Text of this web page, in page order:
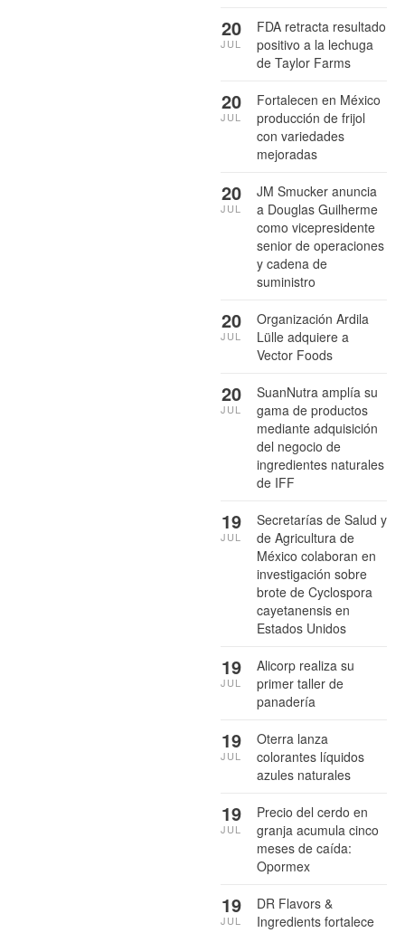
FDA retracta resultado
positivo a la lechuga
de Taylor Farms
20
JUL
Fortalecen en México
producción de frijol
con variedades
mejoradas
20
JUL
JM Smucker anuncia
a Douglas Guilherme
como vicepresidente
senior de operaciones
y cadena de
suministro
20
JUL
Organización Ardila
Lülle adquiere a
Vector Foods
20
JUL
SuanNutra amplía su
gama de productos
mediante adquisición
del negocio de
ingredientes naturales
de IFF
20
JUL
Secretarías de Salud y
de Agricultura de
México colaboran en
investigación sobre
brote de Cyclospora
cayetanensis en
Estados Unidos
19
JUL
Alicorp realiza su
primer taller de
panadería
19
JUL
Oterra lanza
colorantes líquidos
azules naturales
19
JUL
Precio del cerdo en
granja acumula cinco
meses de caída:
Opormex
19
JUL
DR Flavors &
Ingredients fortalece
19
JUL